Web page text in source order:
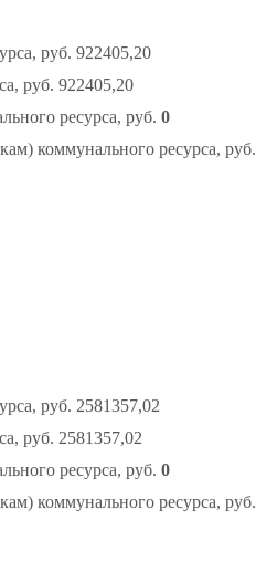
руб. 922405,20
руб. 922405,20
ресурса, руб. 0
коммунального ресурса, руб.
руб. 2581357,02
руб. 2581357,02
ресурса, руб. 0
коммунального ресурса, руб.